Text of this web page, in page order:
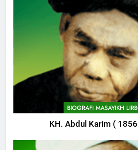
Khutbah
Ranumnya
KHUTBAH
Khutbah
KHUTBAH
BIOGRAFI MASAYIKH
KH. Abdul Karim (
Himasal
POJOK LIRBOYO